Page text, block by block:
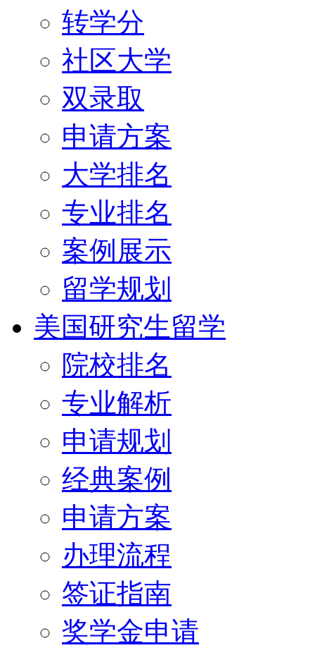
转学分
社区大学
双录取
申请方案
大学排名
专业排名
案例展示
留学规划
美国研究生留学
院校排名
专业解析
申请规划
经典案例
申请方案
办理流程
签证指南
奖学金申请